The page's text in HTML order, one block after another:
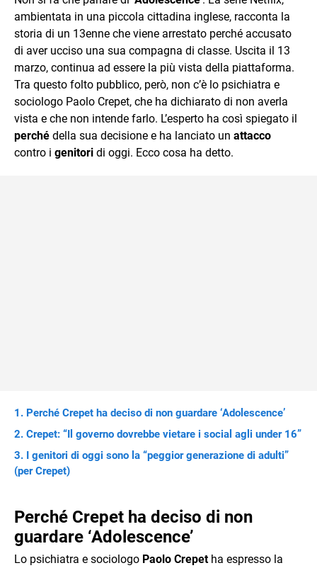
mente.
ambientata in una piccola cittadina inglese, racconta la
storia di un 13enne che viene arrestato perché accusato
di aver ucciso una sua compagna di classe. Uscita il 13
marzo, continua ad essere la più vista della piattaforma.
Tra questo folto pubblico, però, non c’è lo psichiatra e
sociologo Paolo Crepet, che ha dichiarato di non averla
vista e che non intende farlo. L’esperto ha così spiegato il
perché della sua decisione e ha lanciato un attacco
contro i genitori di oggi. Ecco cosa ha detto.
Perché Crepet ha deciso di non guardare ‘Adolescence’
Crepet: “Il governo dovrebbe vietare i social agli under 16”
I genitori di oggi sono la “peggior generazione di adulti”
(per Crepet)
Perché Crepet ha deciso di non
guardare ‘Adolescence’
Lo psichiatra e sociologo Paolo Crepetha espresso la